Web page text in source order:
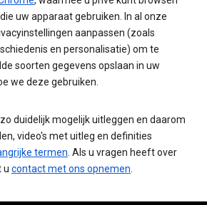
uw apparaat gebruiken. In al onze
aanpassen (zoals
en personalisatie) om te
soorten gegevens opslaan in uw
we deze gebruiken.
duidelijk mogelijk uitleggen en daarom
video's met uitleg en definities
termen . Als u vragen heeft over
u contact met ons opnemen